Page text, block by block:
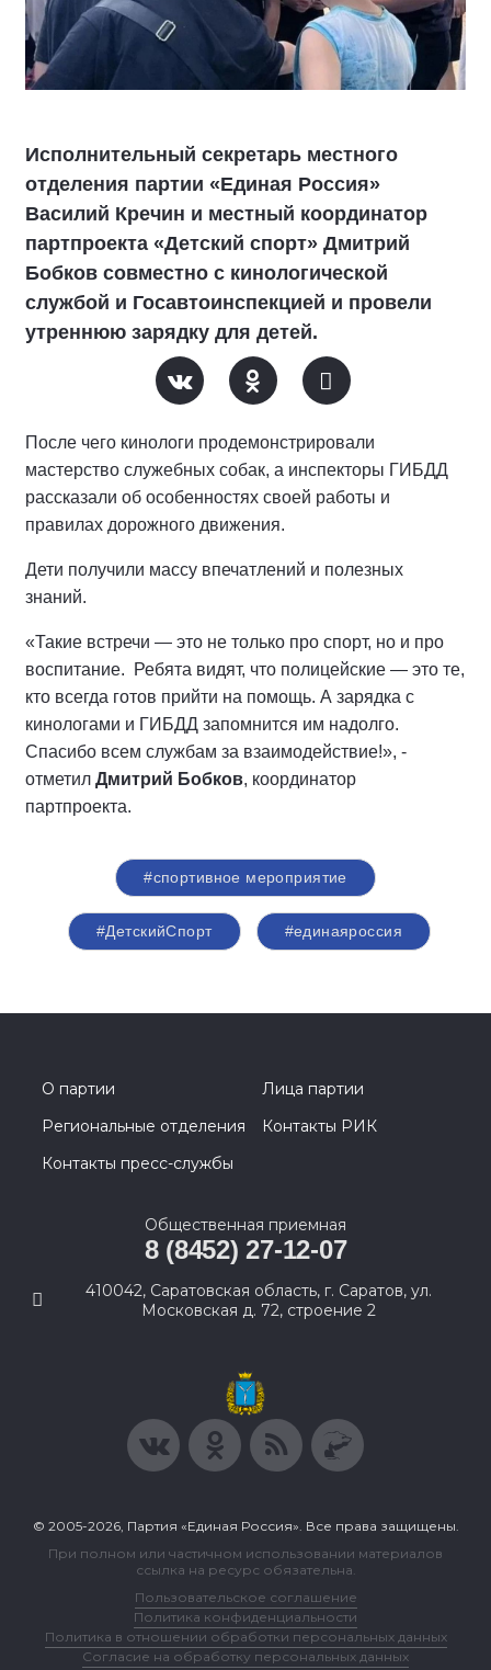
Исполнительный секретарь местного
отделения партии «Единая Россия»
Василий Кречин и местный координатор
партпроекта «Детский спорт» Дмитрий
Бобков совместно с кинологической
службой и Госавтоинспекцией и провели
утреннюю зарядку для детей.
После чего кинологи продемонстрировали
мастерство служебных собак, а инспекторы ГИБДД
рассказали об особенностях своей работы и
правилах дорожного движения.
Дети получили массу впечатлений и полезных
знаний.
«Такие встречи — это не только про спорт, но и про
воспитание. Ребята видят, что полицейские — это те,
кто всегда готов прийти на помощь. А зарядка с
кинологами и ГИБДД запомнится им надолго.
Спасибо всем службам за взаимодействие!», -
отметил Дмитрий Бобков, координатор
партпроекта.
#спортивное мероприятие
#ДетскийСпорт #единаяроссия
О партии
Лица партии
Региональные отделения
Контакты РИК
Контакты пресс-службы
Общественная приемная
8 (8452) 27-12-07
410042, Саратовская область, г. Саратов, ул.
Московская д. 72, строение 2
© 2005-2026, Партия «Единая Россия». Все права защищены.
При полном или частичном использовании материалов
ссылка на ресурс обязательна.
Пользовательское соглашение
Политика конфиденциальности
Политика в отношении обработки персональных данных
Согласие на обработку персональных данных